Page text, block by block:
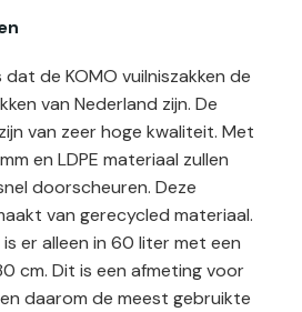
de KOMO vuilniszakken de
van Nederland zijn. De
van zeer hoge kwaliteit. Met
en LDPE materiaal zullen
doorscheuren. Deze
van gerecycled materiaal.
is er alleen in 60 liter met een
cm. Dit is een afmeting voor
daarom de meest gebruikte